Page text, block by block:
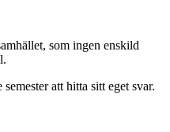
som ingen enskild
att hitta sitt eget svar.